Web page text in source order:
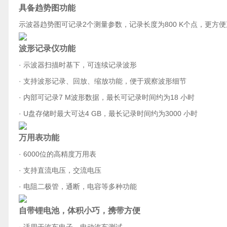
具备趋势图功能
示波器趋势图可记录2个测量参数，记录长度为800 K个点，更方便
波形记录仪功能
· 示波器扫描时基下，可连续记录波形
· 支持波形记录、回放、缩放功能，便于观察波形细节
· 内部可记录7 M波形数据，最长可记录时间约为18 小时
· U盘存储时最大可达4 GB，最长记录时间约为3000 小时
万用表功能
· 6000位的高精度万用表
· 支持直流电压，交流电压
· 电阻二极管，通断，电容等多种功能
自带锂电池，体积小巧，携带方便